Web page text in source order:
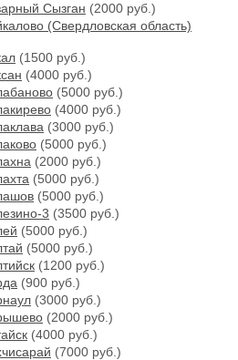
Сызган (2000 руб.)
(Свердловская область)
(1500 руб.)
(4000 руб.)
(5000 руб.)
(4000 руб.)
(3000 руб.)
(5000 руб.)
(2000 руб.)
(5000 руб.)
(5000 руб.)
3 (3500 руб.)
(5000 руб.)
(5000 руб.)
(1200 руб.)
(900 руб.)
(3000 руб.)
(2000 руб.)
(4000 руб.)
(7000 руб.)